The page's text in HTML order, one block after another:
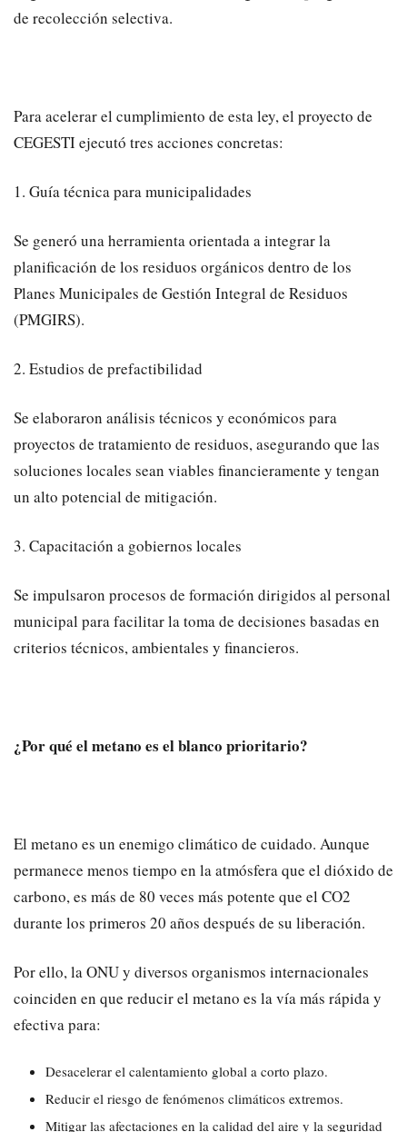
de recolección selectiva.
​Para acelerar el cumplimiento de esta ley, el proyecto de
CEGESTI ejecutó tres acciones concretas:
​1. Guía técnica para municipalidades
​Se generó una herramienta orientada a integrar la
planificación de los residuos orgánicos dentro de los
Planes Municipales de Gestión Integral de Residuos
(PMGIRS).
​2. Estudios de prefactibilidad
​Se elaboraron análisis técnicos y económicos para
proyectos de tratamiento de residuos, asegurando que las
soluciones locales sean viables financieramente y tengan
un alto potencial de mitigación.
​3. Capacitación a gobiernos locales
​Se impulsaron procesos de formación dirigidos al personal
municipal para facilitar la toma de decisiones basadas en
criterios técnicos, ambientales y financieros.
​¿Por qué el metano es el blanco prioritario?
​El metano es un enemigo climático de cuidado. Aunque
permanece menos tiempo en la atmósfera que el dióxido de
carbono, es más de 80 veces más potente que el CO2
durante los primeros 20 años después de su liberación.
​Por ello, la ONU y diversos organismos internacionales
coinciden en que reducir el metano es la vía más rápida y
efectiva para:
​Desacelerar el calentamiento global a corto plazo.
​Reducir el riesgo de fenómenos climáticos extremos.
​Mitigar las afectaciones en la calidad del aire y la seguridad